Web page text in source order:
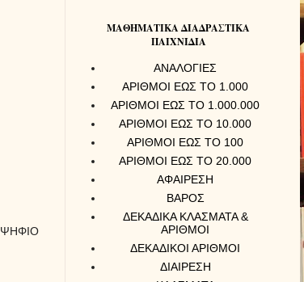
ΜΑΘΗΜΑΤΙΚΑ ΔΙΑΔΡΑΣΤΙΚΑ
ΠΑΙΧΝΙΔΙΑ
ΑΝΑΛΟΓΙΕΣ
ΑΡΙΘΜΟΙ ΕΩΣ ΤΟ 1.000
ΑΡΙΘΜΟΙ ΕΩΣ ΤΟ 1.000.000
ΑΡΙΘΜΟΙ ΕΩΣ ΤΟ 10.000
ΑΡΙΘΜΟΙ ΕΩΣ ΤΟ 100
ΑΡΙΘΜΟΙ ΕΩΣ ΤΟ 20.000
ΑΦΑΙΡΕΣΗ
ΒΑΡΟΣ
ΔΕΚΑΔΙΚΑ ΚΛΑΣΜΑΤΑ &
ΑΡΙΘΜΟΙ
ΔΕΚΑΔΙΚΟΙ ΑΡΙΘΜΟΙ
ΔΙΑΙΡΕΣΗ